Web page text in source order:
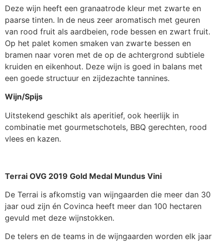
Deze wijn heeft een granaatrode kleur met zwarte en
paarse tinten. In de neus zeer aromatisch met geuren
van rood fruit als aardbeien, rode bessen en zwart fruit.
Op het palet komen smaken van zwarte bessen en
bramen naar voren met de op de achtergrond subtiele
kruiden en eikenhout. Deze wijn is goed in balans met
een goede structuur en zijdezachte tannines.
Wijn/Spijs
Uitstekend geschikt als aperitief, ook heerlijk in
combinatie met gourmetschotels, BBQ gerechten, rood
vlees en kazen.
Terrai OVG 2019 Gold Medal Mundus Vini
De Terrai is afkomstig van wijngaarden die meer dan 30
jaar oud zijn én Covinca heeft meer dan 100 hectaren
gevuld met deze wijnstokken.
De telers en de teams in de wijngaarden worden elk jaar